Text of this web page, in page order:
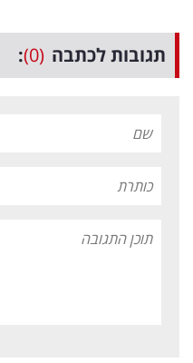
תגובות לכתבה (0)
: